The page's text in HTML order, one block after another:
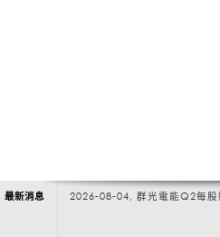
最新消息 2026-08-04, 群光電能Q2每股